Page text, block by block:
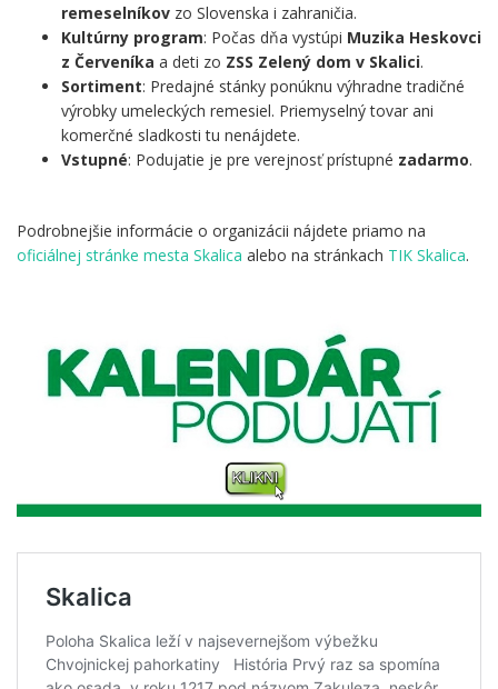
remeselníkov zo Slovenska i zahraničia.
Kultúrny program: Počas dňa vystúpi Muzika Heskovci
z Červeníka a deti zo ZSS Zelený dom v Skalici.
Sortiment: Predajné stánky ponúknu výhradne tradičné
výrobky umeleckých remesiel. Priemyselný tovar ani
komerčné sladkosti tu nenájdete.
Vstupné: Podujatie je pre verejnosť prístupné zadarmo.
Podrobnejšie informácie o organizácii nájdete priamo na
oficiálnej stránke mesta Skalica alebo na stránkach TIK Skalica.